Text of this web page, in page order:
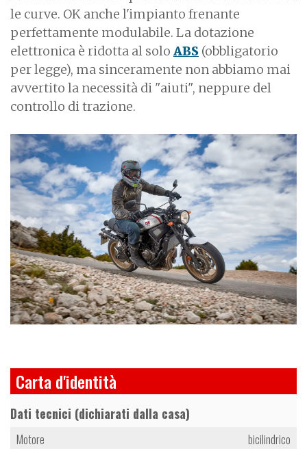
le curve. OK anche l'impianto frenante
perfettamente modulabile. La dotazione
elettronica è ridotta al solo ABS (obbligatorio
per legge), ma sinceramente non abbiamo mai
avvertito la necessità di "aiuti", neppure del
controllo di trazione.
Carta d'identità
Dati tecnici (dichiarati dalla casa)
Motore
bicilindrico